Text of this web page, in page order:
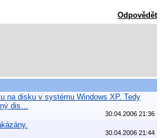
Odpovědět
na disku v systému Windows XP. Tedy
dis…
30.04.2006 21:36
30.04.2006 21:44